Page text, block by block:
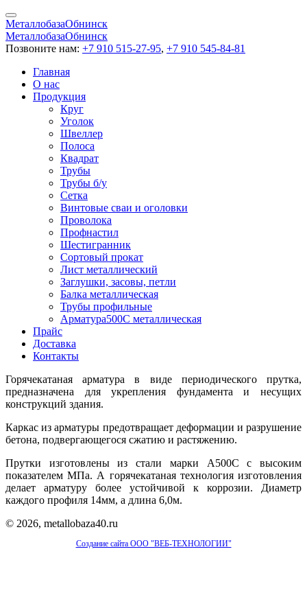
МеталлобазаОбнинск
МеталлобазаОбнинск
Позвоните нам: +7 910 515-27-95, +7 910 545-84-81
Главная
О нас
Продукция
Круг
Уголок
Швеллер
Полоса
Квадрат
Трубы
Трубы б/у
Сетка
Винтовые сваи и оголовки
Проволока
Профнастил
Шестигранник
Сортовый прокат
Лист металлический
Заглушки, засовы, петли
Балка металлическая
Трубы профильные
Арматура500С металлическая
Прайс
Доставка
Контакты
Горячекатаная арматура в виде периодического прутка,
предназначена для укрепления фундамента и несущих
конструкций здания.
Каркас из арматуры предотвращает деформации и разрушение
бетона, подвергающегося сжатию и растяжению.
Прутки изготовлены из стали марки А500С с высоким
показателем МПа. А горячекатаная технология изготовления
делает арматуру более устойчивой к коррозии. Диаметр
каждого профиля 14мм, а длина 6,0м.
© 2026, metallobaza40.ru
Создание сайта ООО "ВЕБ-ТЕХНОЛОГИИ"